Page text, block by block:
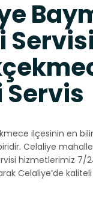
ilçesinin en
Celaliye
hizmetlerimiz 7/
Celaliye’de kaliteli